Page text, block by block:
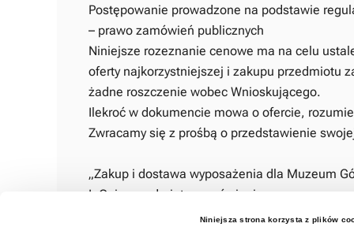
Niniejsza strona korzysta z plików
Postępowanie prowadzone na podstawie
– prawo zamówień publicznych
Niniejsze rozeznanie cenowe ma na celu
oferty najkorzystniejszej i zakupu przedmiotu
żadne roszczenie wobec Wnioskującego.
Ilekroć w dokumencie mowa o ofercie,
Zwracamy się z prośbą o przedstawienie
„Zakup i dostawa wyposażenia dla Muzeum
I. Opis przedmiotu zamówienia: